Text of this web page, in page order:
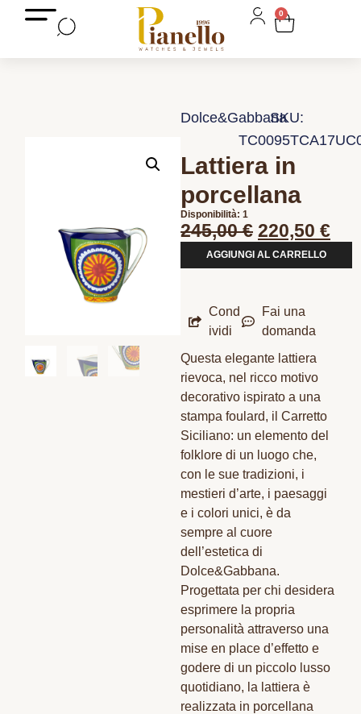
0
Dolce&GabbanaSKU:
Lattiera in
porcellana
Disponibilità: 1
245,00€ 220,50 €
AGGIUNGI AL CARRELLO
Cond
ividi
Fai una
domanda
Questa elegante lattiera
rievoca, nel ricco motivo
decorativo ispirato a una
stampa foulard, il Carretto
Siciliano: un elemento del
folklore di un luogo che,
con le sue tradizioni, i
mestieri d’arte, i paesaggi
e i colori unici, è da
sempre al cuore
dell’estetica di
Dolce&Gabbana.
Progettata per chi desidera
esprimere la propria
personalità attraverso una
mise en place d’effetto e
godere di un piccolo lusso
quotidiano, la lattiera è
realizzata in porcellana